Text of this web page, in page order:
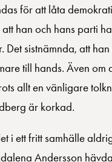
för att låta
han och hans parti
Det sistnämnda, att
till hands. Även om
allt en vänligare
är korkad.
i ett fritt samhälle
Andersson